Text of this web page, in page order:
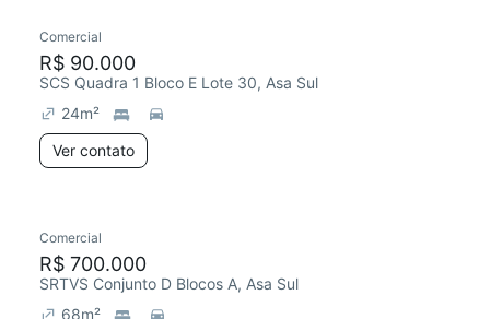
Comercial
R$ 90.000
SCS Quadra 1 Bloco E Lote 30, Asa Sul
24m²
Ver contato
Comercial
R$ 700.000
SRTVS Conjunto D Blocos A, Asa Sul
68m²